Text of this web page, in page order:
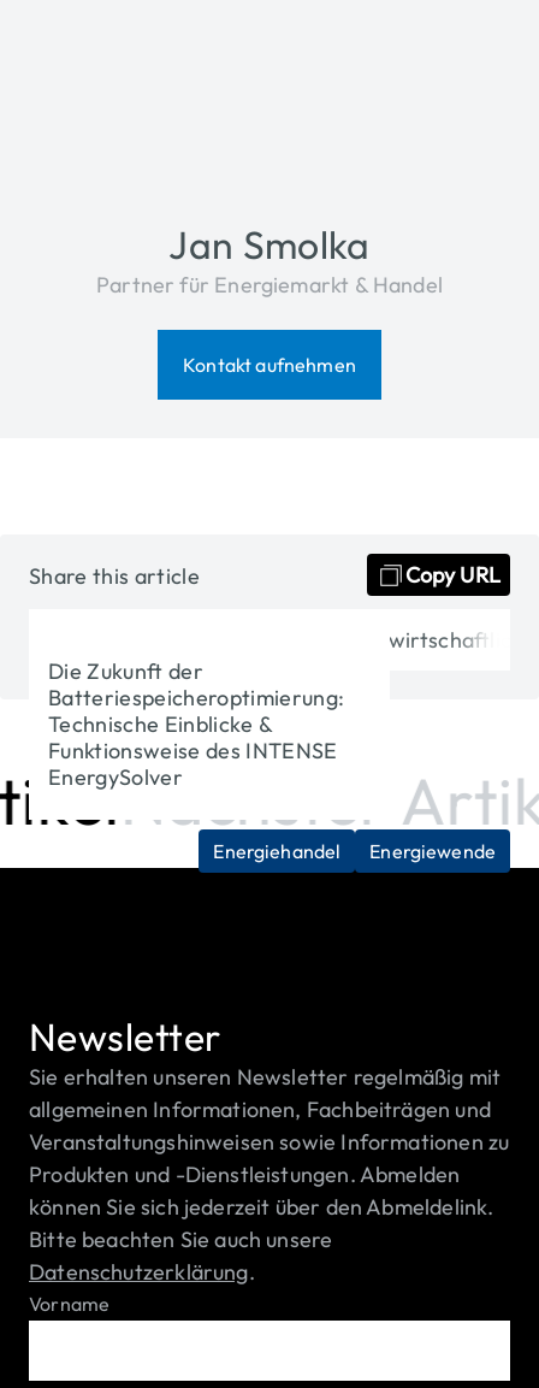
Jan Smolka
Partner für Energiemarkt & Handel
Kontakt aufnehmen
Share this article
https://www.intense.de/magazin/
Copy URL
Nächster
Die Zukunft der
Batteriespeicheroptimierung:
Technische Einblicke &
Funktionsweise des INTENSE
EnergySolver
Energiehandel Energiewende
Newsletter
Sie erhalten unseren Newsletter regelmäßig mit
allgemeinen Informationen, Fachbeiträgen und
Veranstaltungshinweisen sowie Informationen zu
Produkten und -Dienstleistungen. Abmelden
können Sie sich jederzeit über den Abmeldelink.
Bitte beachten Sie auch unsere
Datenschutzerklärung.
Vorname